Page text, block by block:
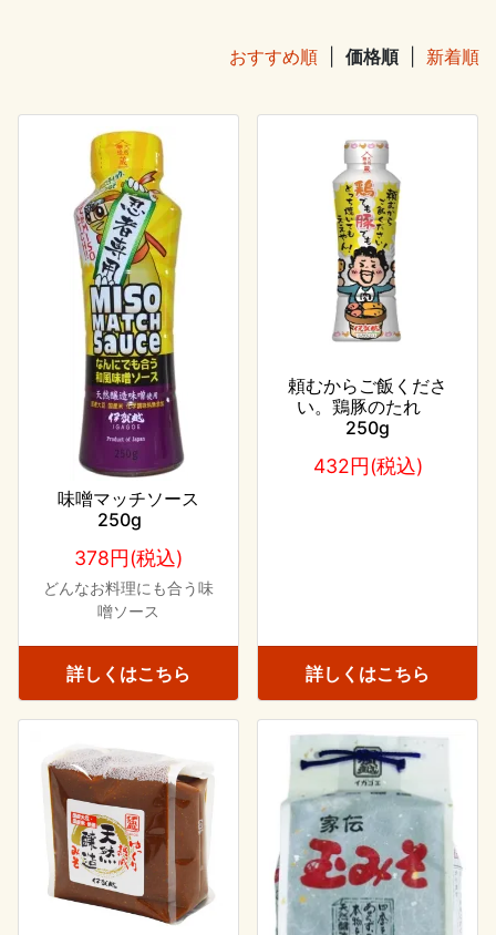
おすすめ順 価格順| 新着順
味噌マッチソース
250g
378円(税込)
どんなお料理にも合う味
噌ソース
詳しくはこちら
頼むからご飯くださ
い。鶏豚のたれ
250g
432円(税込)
詳しくはこちら